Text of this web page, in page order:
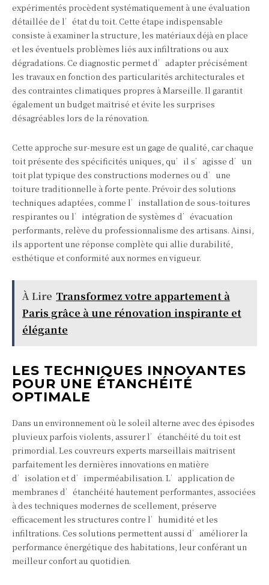
expérimentés procèdent systématiquement à une évaluation
détaillée de l’état du toit. Cette étape indispensable
consiste à examiner la structure, les matériaux déjà en place
et les éventuels problèmes liés aux infiltrations ou aux
dégradations. Ce diagnostic permet d’adapter précisément
les travaux en fonction des particularités architecturales et
des contraintes climatiques propres à Marseille. Il garantit
également un budget maîtrisé et évite les surprises
désagréables lors de la rénovation.
Cette approche sur-mesure est un gage de qualité, car chaque
toit présente des spécificités uniques, qu’il s’agisse d’un
toit plat typique des constructions modernes ou d’une
toiture traditionnelle à forte pente. Prévoir des solutions
techniques adaptées, comme l’installation de sous-toitures
respirantes ou l’intégration de systèmes d’évacuation
performants, relève du professionnalisme des artisans. Ainsi,
ils apportent une réponse complète qui allie durabilité,
esthétique et conformité aux normes en vigueur.
À Lire Transformez votre appartement à
Paris grâce à une rénovation inspirante et
élégante
LES TECHNIQUES INNOVANTES
POUR UNE ÉTANCHÉITÉ
OPTIMALE
Dans un environnement où le soleil alterne avec des épisodes
pluvieux parfois violents, assurer l’étanchéité du toit est
primordial. Les couvreurs experts marseillais maîtrisent
parfaitement les dernières innovations en matière
d’isolation et d’imperméabilisation. L’application de
membranes d’étanchéité hautement performantes, associées
à des techniques modernes de scellement, préserve
efficacement les structures contre l’humidité et les
infiltrations. Ces solutions permettent aussi d’améliorer la
performance énergétique des habitations, leur conférant un
meilleur confort au quotidien.